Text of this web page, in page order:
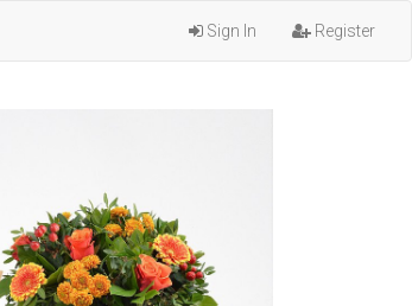
Sign In Register